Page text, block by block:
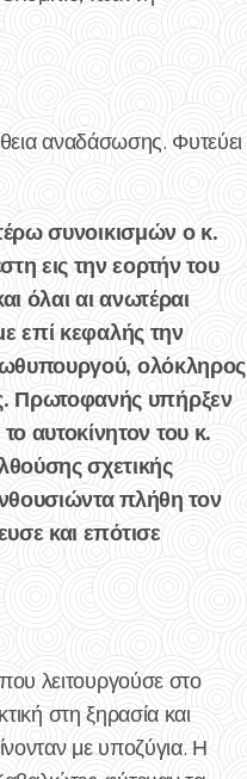
αναδάσωσης. Φυτεύει
συνοικισμών ο κ.
εις την εορτήν του
όλαι αι ανωτέραι
επί κεφαλής την
ολόκληρος
Πρωτοφανής υπήρξεν
αυτοκίνητον του κ.
σχετικής
πλήθη τον
και επότισε
λειτουργούσε στο
στη ξηρασία και
με υποζύγια. Η